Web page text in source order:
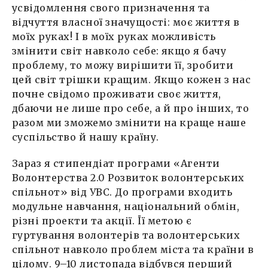
усвідомлення свого призначення та
відчуття власної значущості: моє життя в
моїх руках! І в моїх руках можливість
змінити світ навколо себе: якщо я бачу
проблему, то можу вирішити її, зробити
цей світ трішки кращим. Якщо кожен з нас
почне свідомо проживати своє життя,
дбаючи не лише про себе, а й про інших, то
разом ми зможемо змінити на краще наше
суспільство й нашу країну.
Зараз я стипендіат програми «Агенти
Волонтерства 2.0 Розвиток волонтерських
спільнот» від УВС. До програми входить
модульне навчання, національний обмін,
різні проекти та акції. Її метою є
гуртування волонтерів та волонтерських
спільнот навколо проблем міста та країни в
цілому. 9–10 листопада відбувся перший